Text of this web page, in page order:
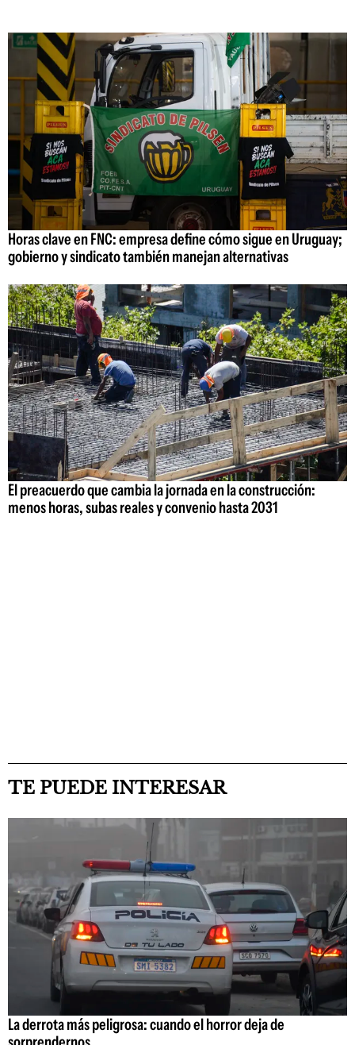
Horas clave en FNC: empresa define cómo sigue en Uruguay;
gobierno y sindicato también manejan alternativas
El preacuerdo que cambia la jornada en la construcción:
menos horas, subas reales y convenio hasta 2031
TE PUEDE INTERESAR
La derrota más peligrosa: cuando el horror deja de